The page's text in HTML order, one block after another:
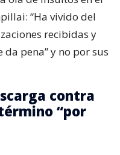
“Ha vivido del
recibidas y
pena” y no por sus
contra
“por